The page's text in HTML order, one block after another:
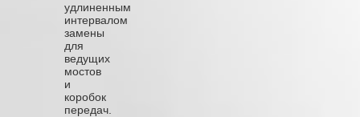
удлиненным
интервалом
замены
для
ведущих
мостов
и
коробок
передач.